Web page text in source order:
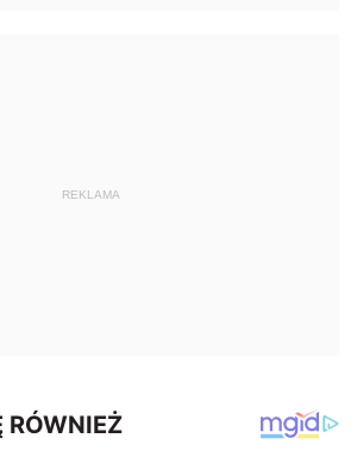
REKLAMA